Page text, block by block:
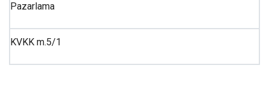
Pazarlama
KVKK m.5/1